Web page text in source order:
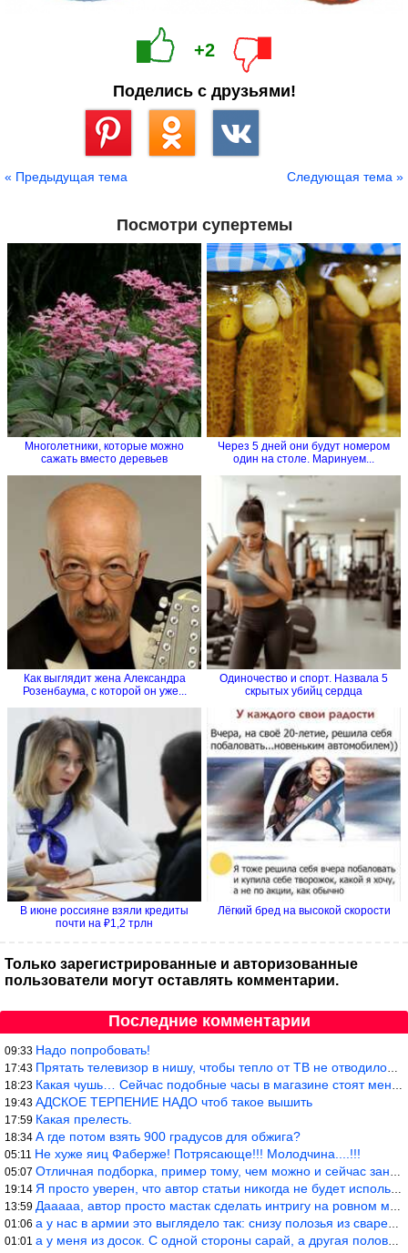
+2
Поделись с друзьями!
« Предыдущая тема Следующая тема »
Посмотри супертемы
Многолетники, которые можно
сажать вместо деревьев
Через 5 дней они будут номером
один на столе. Маринуем...
Как выглядит жена Александра
Розенбаума, с которой он уже...
Одиночество и спорт. Назвала 5
скрытых убийц сердца
В июне россияне взяли кредиты
почти на ₽1,2 трлн
Лёгкий бред на высокой скорости
Только зарегистрированные и авторизованные
пользователи могут оставлять комментарии.
Последние комментарии
09:33 Надо попробовать!
17:43 Прятать телевизор в нишу, чтобы тепло от ТВ не отводилось и теле
18:23 Какая чушь… Сейчас подобные часы в магазине стоят меньше 10 долл
19:43 АДСКОЕ ТЕРПЕНИЕ НАДО чтоб такое вышить
17:59 Какая прелесть.
18:34 А где потом взять 900 градусов для обжига?
05:11 Не хуже яиц Фаберже! Потрясающе!!! Молодчина....!!!
05:07 Отличная подборка, пример тому, чем можно и сейчас заниматься…
19:14 Я просто уверен, что автор статьи никогда не будет использовать
13:59 Дааааа, автор просто мастак сделать интригу на ровном месте! А н
01:06 а у нас в армии это выглядело так: снизу полозья из сваренные тр
01:01 а у меня из досок. С одной стороны сарай, а другая половина — ду